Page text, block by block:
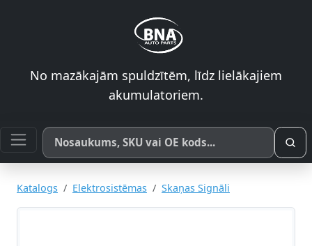
No mazākajām spuldzītēm, līdz lielākajiem
akumulatoriem.
Meklēt pēc produkta nosaukuma, SKU vai OE koda
Katalogs Elektrosistēmas Skaņas Signāli